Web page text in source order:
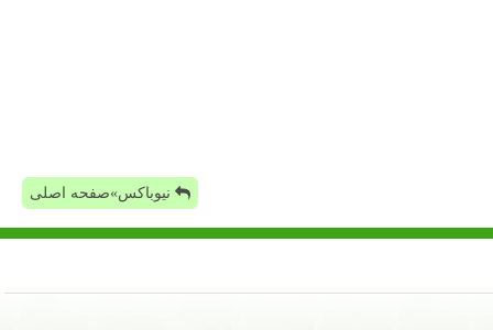
نیوباکس»صفحه اصلی